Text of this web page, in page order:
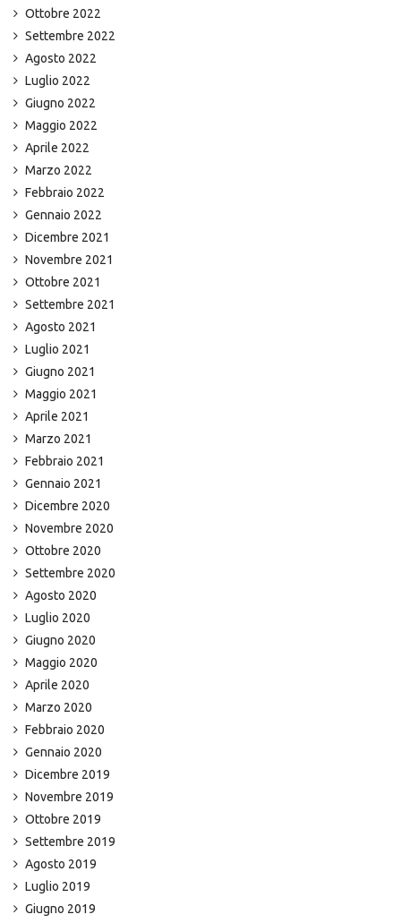
Ottobre 2022
Settembre 2022
Agosto 2022
Luglio 2022
Giugno 2022
Maggio 2022
Aprile 2022
Marzo 2022
Febbraio 2022
Gennaio 2022
Dicembre 2021
Novembre 2021
Ottobre 2021
Settembre 2021
Agosto 2021
Luglio 2021
Giugno 2021
Maggio 2021
Aprile 2021
Marzo 2021
Febbraio 2021
Gennaio 2021
Dicembre 2020
Novembre 2020
Ottobre 2020
Settembre 2020
Agosto 2020
Luglio 2020
Giugno 2020
Maggio 2020
Aprile 2020
Marzo 2020
Febbraio 2020
Gennaio 2020
Dicembre 2019
Novembre 2019
Ottobre 2019
Settembre 2019
Agosto 2019
Luglio 2019
Giugno 2019